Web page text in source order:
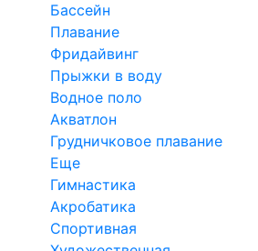
Бассейн
Плавание
Фридайвинг
Прыжки в воду
Водное поло
Акватлон
Грудничковое плавание
Еще
Гимнастика
Акробатика
Спортивная